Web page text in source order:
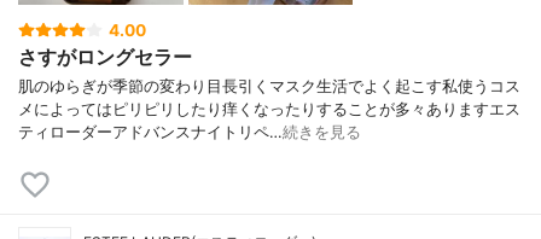
4.00
さすがロングセラー
肌のゆらぎが季節の変わり目長引くマスク生活でよく起こす私使うコス
メによってはピリピリしたり痒くなったりすることが多々ありますエス
ティローダーアドバンスナイトリペ…続きを見る